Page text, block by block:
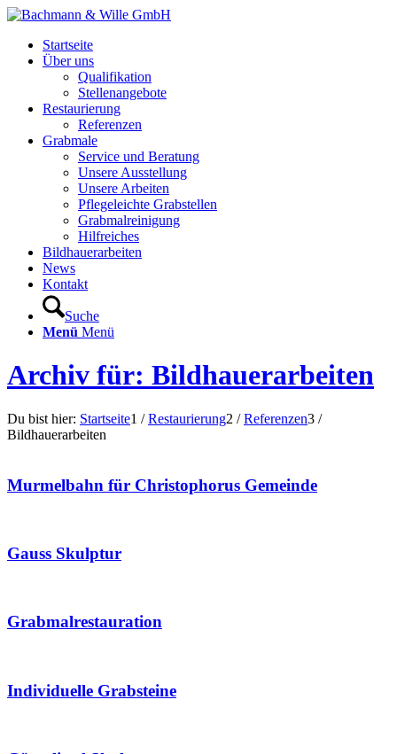
Startseite
Über uns
Qualifikation
Stellenangebote
Restaurierung
Referenzen
Grabmale
Service und Beratung
Unsere Ausstellung
Unsere Arbeiten
Pflegeleichte Grabstellen
Grabmalreinigung
Hilfreiches
Bildhauerarbeiten
News
Kontakt
Suche
Menü Menü
Archiv für: Bildhauerarbeiten
Du bist hier: Startseite1 / Restaurierung2 / Referenzen3 /
Bildhauerarbeiten
Murmelbahn für Christophorus Gemeinde
Gauss Skulptur
Grabmalrestauration
Individuelle Grabsteine